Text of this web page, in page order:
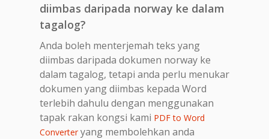
diimbas daripada norway ke dalam
tagalog?
Anda boleh menterjemah teks yang
diimbas daripada dokumen norway ke
dalam tagalog, tetapi anda perlu menukar
dokumen yang diimbas kepada Word
terlebih dahulu dengan menggunakan
tapak rakan kongsi kami PDF to Word
Converteryang membolehkan anda